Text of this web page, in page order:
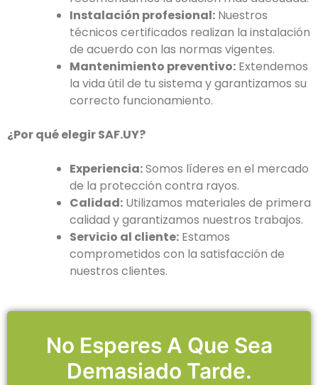
Instalación profesional: Nuestros
técnicos certificados realizan la instalación
de acuerdo con las normas vigentes.
Mantenimiento preventivo: Extendemos
la vida útil de tu sistema y garantizamos su
correcto funcionamiento.
¿Por qué elegir SAF.UY?
Experiencia:Somos líderes en el mercado
de la protección contra rayos.
Calidad: Utilizamos materiales de primera
calidad y garantizamos nuestros trabajos.
Servicio al cliente: Estamos
comprometidos con la satisfacción de
nuestros clientes.
No Esperes A Que Sea
Demasiado Tarde.